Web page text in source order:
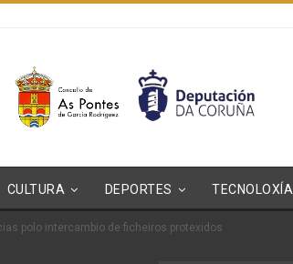
CULTURA DEPORTES TECNOLOXÍA
polo intercambio de ficheiros protexidos